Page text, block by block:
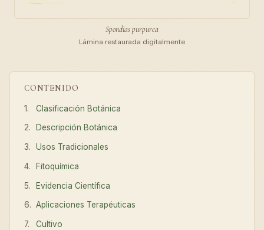
CONTENIDO
Clasificación Botánica
Descripción Botánica
Usos Tradicionales
Fitoquímica
Evidencia Científica
Aplicaciones Terapéuticas
Cultivo
Spondias purpurea
Lámina restaurada digitalmente